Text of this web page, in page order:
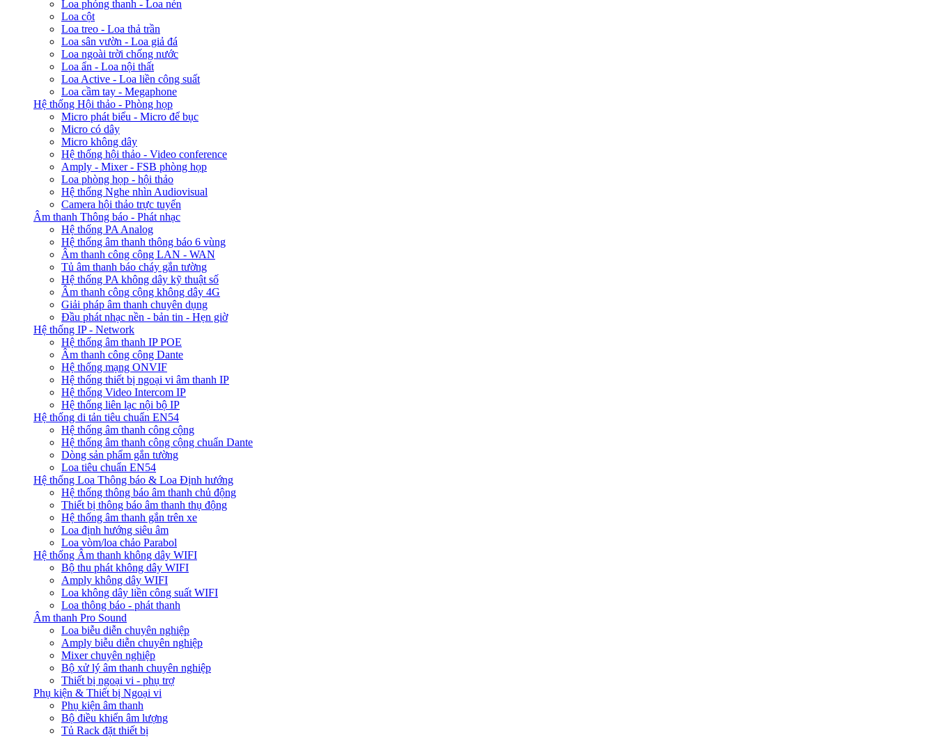
Loa phóng thanh - Loa nén
Loa cột
Loa treo - Loa thả trần
Loa sân vườn - Loa giả đá
Loa ngoài trời chống nước
Loa ẩn - Loa nội thất
Loa Active - Loa liền công suất
Loa cầm tay - Megaphone
Hệ thống Hội thảo - Phòng họp
Micro phát biểu - Micro để bục
Micro có dây
Micro không dây
Hệ thống hội thảo - Video conference
Amply - Mixer - FSB phòng họp
Loa phòng họp - hội thảo
Hệ thống Nghe nhìn Audiovisual
Camera hội thảo trực tuyến
Âm thanh Thông báo - Phát nhạc
Hệ thống PA Analog
Hệ thống âm thanh thông báo 6 vùng
Âm thanh công cộng LAN - WAN
Tủ âm thanh báo cháy gắn tường
Hệ thống PA không dây kỹ thuật số
Âm thanh công cộng không dây 4G
Giải pháp âm thanh chuyên dụng
Đầu phát nhạc nền - bản tin - Hẹn giờ
Hệ thống IP - Network
Hệ thống âm thanh IP POE
Âm thanh công cộng Dante
Hệ thống mạng ONVIF
Hệ thống thiết bị ngoại vi âm thanh IP
Hệ thống Video Intercom IP
Hệ thống liên lạc nội bộ IP
Hệ thống di tản tiêu chuẩn EN54
Hệ thống âm thanh công cộng
Hệ thống âm thanh công cộng chuẩn Dante
Dòng sản phẩm gắn tường
Loa tiêu chuẩn EN54
Hệ thống Loa Thông báo & Loa Định hướng
Hệ thống thông báo âm thanh chủ động
Thiết bị thông báo âm thanh thụ động
Hệ thống âm thanh gắn trên xe
Loa định hướng siêu âm
Loa vòm/loa chảo Parabol
Hệ thống Âm thanh không dây WIFI
Bộ thu phát không dây WIFI
Amply không dây WIFI
Loa không dây liền công suất WIFI
Loa thông báo - phát thanh
Âm thanh Pro Sound
Loa biễu diễn chuyên nghiệp
Amply biễu diễn chuyên nghiệp
Mixer chuyên nghiệp
Bộ xử lý âm thanh chuyên nghiệp
Thiết bị ngoại vi - phụ trợ
Phụ kiện & Thiết bị Ngoại vi
Phụ kiện âm thanh
Bộ điều khiển âm lượng
Tủ Rack đặt thiết bị